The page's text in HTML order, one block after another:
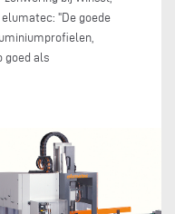
"De goede
goed als